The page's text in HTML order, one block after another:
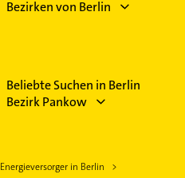
Bezirken von Berlin
Beliebte Suchen in Berlin
Bezirk Pankow
Energieversorger in Berlin